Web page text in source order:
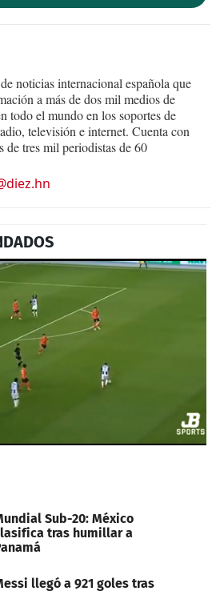
noticias internacional española que
a más de dos mil medios de
todo el mundo en los soportes de
televisión e internet. Cuenta con
de tres mil periodistas de 60
Sub-20: México
tras humillar a
llegó a 921 goles tras